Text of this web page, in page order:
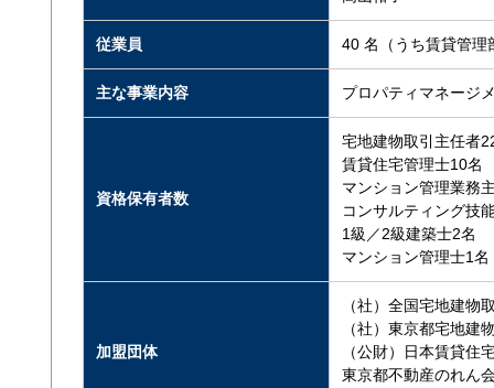
従業員 40 名（うち賃貸管理
主な事業内容 プロパティマネージ
資格保有者数
宅地建物取引主任者
賃貸住宅管理士10名
マンション管理業務
コンサルティング技
1級／2級建築士2名
マンション管理士1名
加盟団体
（社）全国宅地建物
（社）東京都宅地建
（公財）日本賃貸住
東京都不動産のれん